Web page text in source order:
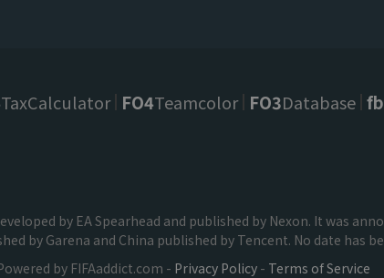
TaxCalculator FO4Teamcolor FO3Database fb
by EA Spearhead and published by Nexon. It was
by Garena and China published by Tencent. No date has
by FIFAaddict.com - Privacy Policy - Terms of Service